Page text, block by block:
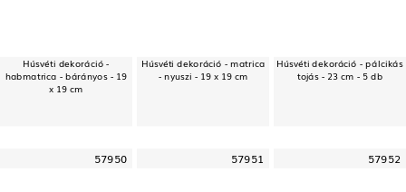
Húsvéti dekoráció -
habmatrica - bárányos - 19
x 19 cm
Húsvéti dekoráció - matrica
- nyuszi - 19 x 19 cm
Húsvéti dekoráció - pálcikás
tojás - 23 cm - 5 db
57950 57951 57952